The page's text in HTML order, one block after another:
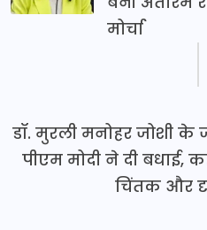
मोर्चा
डॉ. मुरली मनोहर जोशी के
पीएम मोदी ने दी बधाई,
चिंतक और दृढ़